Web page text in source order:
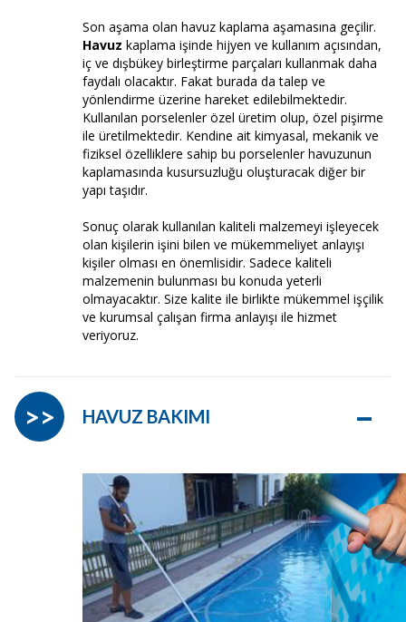
Son aşama olan havuz kaplama aşamasına geçilir.
Havuz kaplama işinde hijyen ve kullanım açısından,
iç ve dışbükey birleştirme parçaları kullanmak daha
faydalı olacaktır. Fakat burada da talep ve
yönlendirme üzerine hareket edilebilmektedir.
Kullanılan porselenler özel üretim olup, özel pişirme
ile üretilmektedir. Kendine ait kimyasal, mekanik ve
fiziksel özelliklere sahip bu porselenler havuzunun
kaplamasında kusursuzluğu oluşturacak diğer bir
yapı taşıdır.
Sonuç olarak kullanılan kaliteli malzemeyi işleyecek
olan kişilerin işini bilen ve mükemmeliyet anlayışı
kişiler olması en önemlisidir. Sadece kaliteli
malzemenin bulunması bu konuda yeterli
olmayacaktır. Size kalite ile birlikte mükemmel işçilik
ve kurumsal çalışan firma anlayışı ile hizmet
veriyoruz.
HAVUZ BAKIMI –
>>